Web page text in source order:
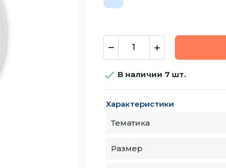
 В наличии 7 шт.
Характеристики
Тематика
Размер